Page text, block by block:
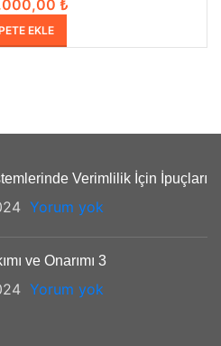
₺
EKLE
Verimlilik İçin İpuçları
Yorum yok
ve Onarımı 3
Yorum yok